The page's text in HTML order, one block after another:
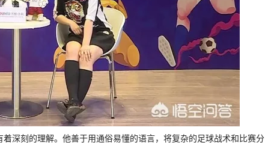
深刻的理解。他善于用通俗易懂的语言，将复杂的足球战术和比赛分